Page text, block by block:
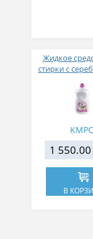
Жидкое
стирки с
KMPC NANO
Detergent,
KMPC
1
В